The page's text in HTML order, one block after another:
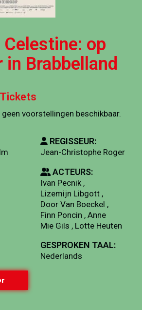
Celestine: op
in Brabbelland
voorstellingen beschikbaar.
REGISSEUR:
Jean-Christophe Roger
ACTEURS:
Ivan Pecnik ,
Lizemijn Libgott ,
Door Van Boeckel ,
Finn Poncin , Anne
Mie Gils , Lotte Heuten
GESPROKEN TAAL:
Nederlands